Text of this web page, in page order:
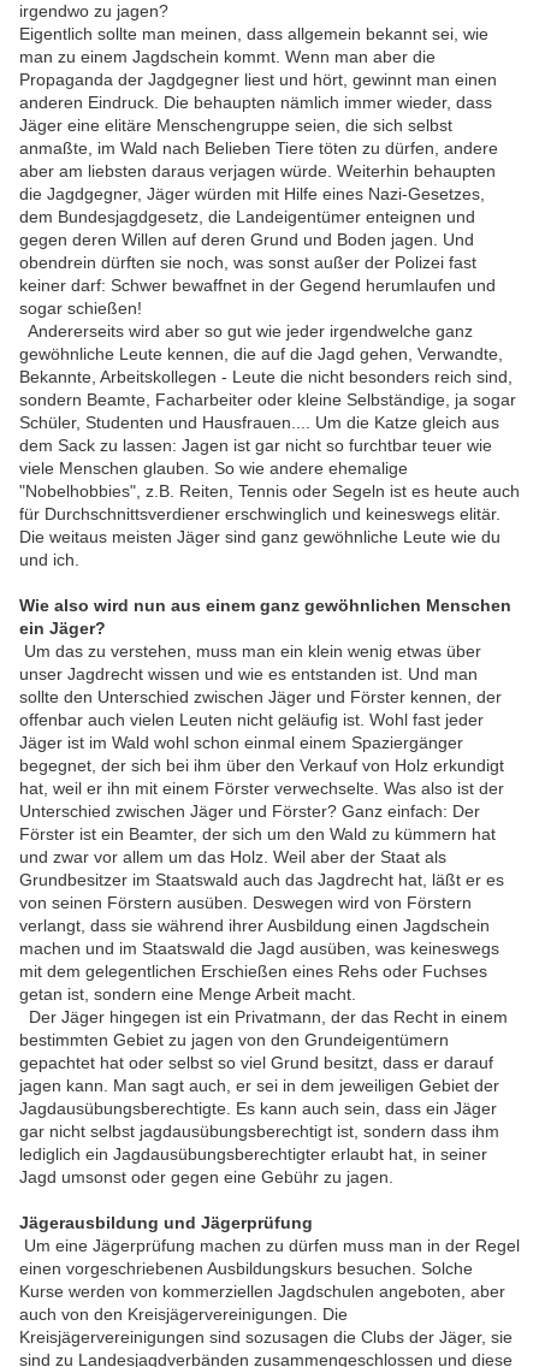
irgendwo zu jagen?
Eigentlich sollte man meinen, dass allgemein bekannt sei, wie
man zu einem Jagdschein kommt. Wenn man aber die
Propaganda der Jagdgegner liest und hört, gewinnt man einen
anderen Eindruck. Die behaupten nämlich immer wieder, dass
Jäger eine elitäre Menschengruppe seien, die sich selbst
anmaßte, im Wald nach Belieben Tiere töten zu dürfen, andere
aber am liebsten daraus verjagen würde. Weiterhin behaupten
die Jagdgegner, Jäger würden mit Hilfe eines Nazi-Gesetzes,
dem Bundesjagdgesetz, die Landeigentümer enteignen und
gegen deren Willen auf deren Grund und Boden jagen. Und
obendrein dürften sie noch, was sonst außer der Polizei fast
keiner darf: Schwer bewaffnet in der Gegend herumlaufen und
sogar schießen!
Andererseits wird aber so gut wie jeder irgendwelche ganz
gewöhnliche Leute kennen, die auf die Jagd gehen, Verwandte,
Bekannte, Arbeitskollegen - Leute die nicht besonders reich sind,
sondern Beamte, Facharbeiter oder kleine Selbständige, ja sogar
Schüler, Studenten und Hausfrauen.... Um die Katze gleich aus
dem Sack zu lassen: Jagen ist gar nicht so furchtbar teuer wie
viele Menschen glauben. So wie andere ehemalige
"Nobelhobbies", z.B. Reiten, Tennis oder Segeln ist es heute auch
für Durchschnittsverdiener erschwinglich und keineswegs elitär.
Die weitaus meisten Jäger sind ganz gewöhnliche Leute wie du
und ich.
Wie also wird nun aus einem ganz gewöhnlichen Menschen
ein Jäger?
Um das zu verstehen, muss man ein klein wenig etwas über
unser Jagdrecht wissen und wie es entstanden ist. Und man
sollte den Unterschied zwischen Jäger und Förster kennen, der
offenbar auch vielen Leuten nicht geläufig ist. Wohl fast jeder
Jäger ist im Wald wohl schon einmal einem Spaziergänger
begegnet, der sich bei ihm über den Verkauf von Holz erkundigt
hat, weil er ihn mit einem Förster verwechselte. Was also ist der
Unterschied zwischen Jäger und Förster? Ganz einfach: Der
Förster ist ein Beamter, der sich um den Wald zu kümmern hat
und zwar vor allem um das Holz. Weil aber der Staat als
Grundbesitzer im Staatswald auch das Jagdrecht hat, läßt er es
von seinen Förstern ausüben. Deswegen wird von Förstern
verlangt, dass sie während ihrer Ausbildung einen Jagdschein
machen und im Staatswald die Jagd ausüben, was keineswegs
mit dem gelegentlichen Erschießen eines Rehs oder Fuchses
getan ist, sondern eine Menge Arbeit macht.
Der Jäger hingegen ist ein Privatmann, der das Recht in einem
bestimmten Gebiet zu jagen von den Grundeigentümern
gepachtet hat oder selbst so viel Grund besitzt, dass er darauf
jagen kann. Man sagt auch, er sei in dem jeweiligen Gebiet der
Jagdausübungsberechtigte. Es kann auch sein, dass ein Jäger
gar nicht selbst jagdausübungsberechtigt ist, sondern dass ihm
lediglich ein Jagdausübungsberechtigter erlaubt hat, in seiner
Jagd umsonst oder gegen eine Gebühr zu jagen.
Jägerausbildung und Jägerprüfung
Um eine Jägerprüfung machen zu dürfen muss man in der Regel
einen vorgeschriebenen Ausbildungskurs besuchen. Solche
Kurse werden von kommerziellen Jagdschulen angeboten, aber
auch von den Kreisjägervereinigungen. Die
Kreisjägervereinigungen sind sozusagen die Clubs der Jäger, sie
sind zu Landesjagdverbänden zusammengeschlossen und diese